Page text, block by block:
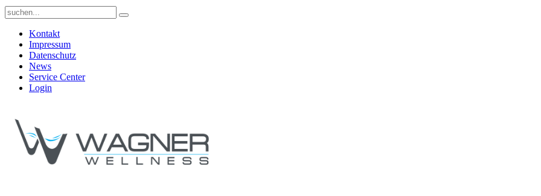
Kontakt
Impressum
Datenschutz
News
Service Center
Login